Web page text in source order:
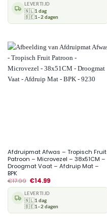
LEVERTIJD
🇳🇱1 dag
🇧🇪1–2 dagen
Afdruipmat Afwas – Tropisch Fruit
Patroon – Microvezel – 38x51CM –
Droogmat Vaat – Afdruip Mat –
BPK
€17.99 €14.99
LEVERTIJD
🇳🇱1 dag
🇧🇪1–2 dagen